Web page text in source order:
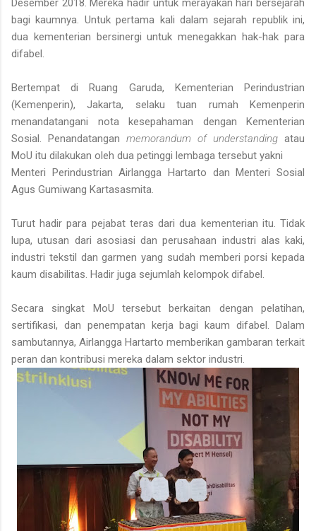
bagi kaumnya. Untuk pertama kali dalam sejarah republik ini,
dua kementerian bersinergi untuk menegakkan hak-hak para
difabel.
Bertempat di Ruang Garuda, Kementerian Perindustrian
(Kemenperin), Jakarta, selaku tuan rumah Kemenperin
menandatangani nota kesepahaman dengan Kementerian
Sosial. Penandatangan memorandum of understanding atau
MoU itu dilakukan oleh dua petinggi lembaga tersebut yakni
Menteri Perindustrian Airlangga Hartarto dan Menteri Sosial
Agus Gumiwang Kartasasmita.
Turut hadir para pejabat teras dari dua kementerian itu. Tidak
lupa, utusan dari asosiasi dan perusahaan industri alas kaki,
industri tekstil dan garmen yang sudah memberi porsi kepada
kaum disabilitas. Hadir juga sejumlah kelompok difabel.
Secara singkat MoU tersebut berkaitan dengan pelatihan,
sertifikasi, dan penempatan kerja bagi kaum difabel. Dalam
sambutannya, Airlangga Hartarto memberikan gambaran terkait
peran dan kontribusi mereka dalam sektor industri.